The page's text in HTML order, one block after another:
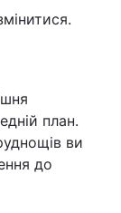
план.
ви
до